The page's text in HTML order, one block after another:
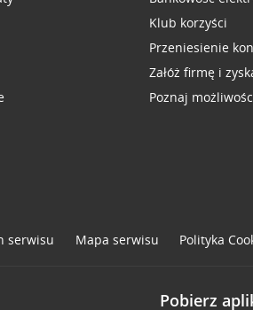
Klub korzyści
Przeniesienie
Załóż firmę i
Poznaj
serwisu Mapa serwisu Polityka
Pobierz